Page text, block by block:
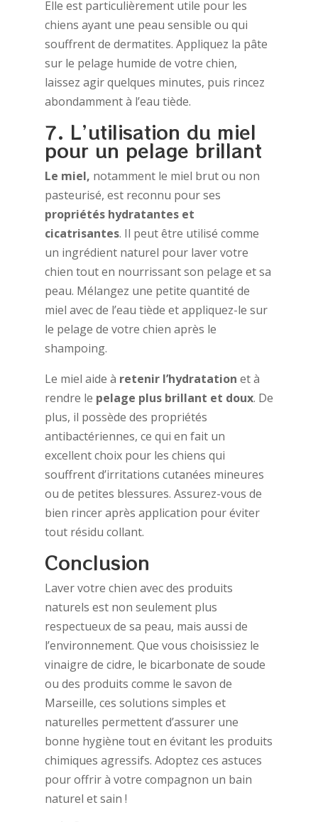
Elle est particulièrement utile pour les
chiens ayant une peau sensible ou qui
souffrent de dermatites. Appliquez la pâte
sur le pelage humide de votre chien,
laissez agir quelques minutes, puis rincez
abondamment à l’eau tiède.
7. L’utilisation du miel
pour un pelage brillant
Le miel, notamment le miel brut ou non
pasteurisé, est reconnu pour ses
propriétés hydratantes et
cicatrisantes. Il peut être utilisé comme
un ingrédient naturel pour laver votre
chien tout en nourrissant son pelage et sa
peau. Mélangez une petite quantité de
miel avec de l’eau tiède et appliquez-le sur
le pelage de votre chien après le
shampoing.
Le miel aide à retenir l’hydratation et à
rendre le pelage plus brillant et doux. De
plus, il possède des propriétés
antibactériennes, ce qui en fait un
excellent choix pour les chiens qui
souffrent d’irritations cutanées mineures
ou de petites blessures. Assurez-vous de
bien rincer après application pour éviter
tout résidu collant.
Conclusion
Laver votre chien avec des produits
naturels est non seulement plus
respectueux de sa peau, mais aussi de
l’environnement. Que vous choisissiez le
vinaigre de cidre, le bicarbonate de soude
ou des produits comme le savon de
Marseille, ces solutions simples et
naturelles permettent d’assurer une
bonne hygiène tout en évitant les produits
chimiques agressifs. Adoptez ces astuces
pour offrir à votre compagnon un bain
naturel et sain !